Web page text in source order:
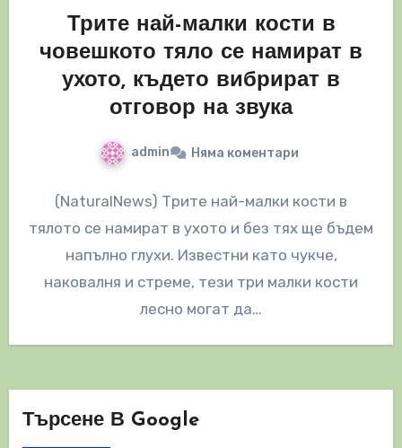
Трите най-малки кости в
човешкото тяло се намират в
ухото, където вибрират в
отговор на звука
admin Няма коментари
(NaturalNews) Трите най-малки кости в
тялото се намират в ухото и без тях ще бъдем
напълно глухи. Известни като чукче,
наковалня и стреме, тези три малки кости
лесно могат да…
Търсене В Google